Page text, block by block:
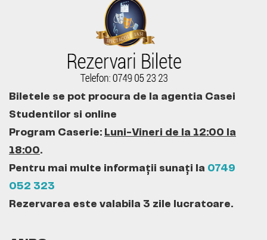
Biletele se pot procura de la agentia Casei
Studentilor si online
Program Caserie: Luni-Vineri de la 12:00 la
18:00.
Pentru mai multe informații sunați la 0749
052 323
Rezervarea este valabila 3 zile lucratoare.